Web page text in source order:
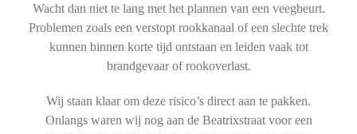
Wacht dan niet te lang met het plannen van een veegbeurt.
Problemen zoals een verstopt rookkanaal of een slechte trek
kunnen binnen korte tijd ontstaan en leiden vaak tot
brandgevaar of rookoverlast.
Wij staan klaar om deze risico’s direct aan te pakken.
Onlangs waren wij nog aan de Beatrixstraat voor een